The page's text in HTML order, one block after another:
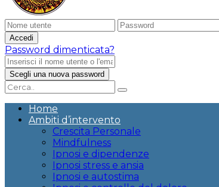
Password dimenticata?
Home
Ambiti d’intervento
Crescita Personale
Mindfulness
Ipnosi e dipendenze
Ipnosi stress e ansia
Ipnosi e autostima